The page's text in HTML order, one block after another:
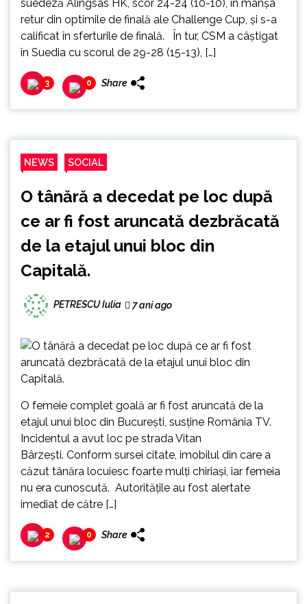
suedeză Alingsas HK, scor 24-24 (10-10), în manşa
retur din optimile de finală ale Challenge Cup, şi s-a
calificat în sferturile de finală. În tur, CSM a câştigat
în Suedia cu scorul de 29-28 (15-13), […]
3 0 Share
NEWS SOCIAL
O tânără a decedat pe loc după
ce ar fi fost aruncată dezbrăcată
de la etajul unui bloc din
Capitală.
PETRESCU Iulia 7 ani ago
O femeie complet goală ar fi fost aruncată de la
etajul unui bloc din București, susține România TV.
Incidentul a avut loc pe strada Vitan
Bârzești. Conform sursei citate, imobilul din care a
căzut tânăra locuiesc foarte mulți chiriași, iar femeia
nu era cunoscută. Autoritățile au fost alertate
imediat de către […]
2 0 Share